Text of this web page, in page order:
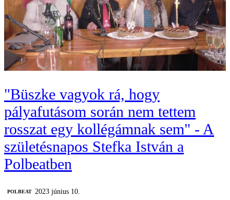
"Büszke vagyok rá, hogy
pályafutásom során nem tettem
rosszat egy kollégámnak sem" - A
születésnapos Stefka István a
Polbeatben
‎POLBEAT 2023 június 10.